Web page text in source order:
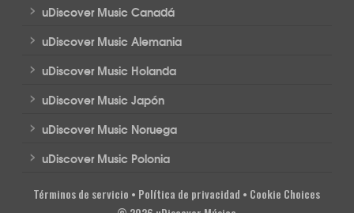
> uDiscover Music Canadá
> uDiscover Music Alemania
> uDiscover Music Holanda
> uDiscover Music Japón
> uDiscover Music Noruega
> uDiscover Music Polonia
Términos de servicio • Política de privacidad • Cookie Choices